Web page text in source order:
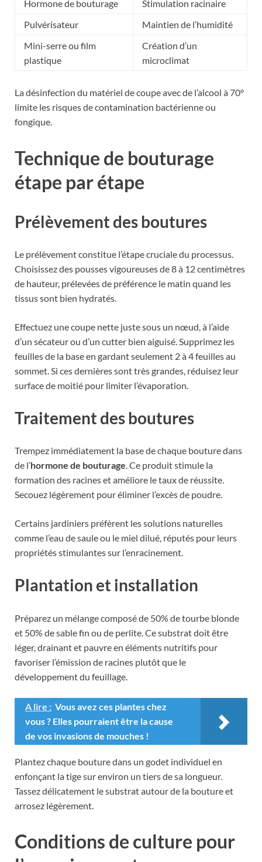
Hormone de bouturage
Stimulation racinaire
Pulvérisateur
Maintien de l’humidité
Mini-serre ou film
plastique
Création d’un
microclimat
La désinfection du matériel de coupe avec de l’alcool à 70°
limite les risques de contamination bactérienne ou
fongique.
Technique de bouturage
étape par étape
Prélèvement des boutures
Le prélèvement constitue l’étape cruciale du processus.
Choisissez des pousses vigoureuses de 8 à 12 centimètres
de hauteur, prélevées de préférence le matin quand les
tissus sont bien hydratés.
Effectuez une coupe nette juste sous un nœud, à l’aide
d’un sécateur ou d’un cutter bien aiguisé. Supprimez les
feuilles de la base en gardant seulement 2 à 4 feuilles au
sommet. Si ces dernières sont très grandes, réduisez leur
surface de moitié pour limiter l’évaporation.
Traitement des boutures
Trempez immédiatement la base de chaque bouture dans
de l’hormone de bouturage. Ce produit stimule la
formation des racines et améliore le taux de réussite.
Secouez légèrement pour éliminer l’excès de poudre.
Certains jardiniers préfèrent les solutions naturelles
comme l’eau de saule ou le miel dilué, réputés pour leurs
propriétés stimulantes sur l’enracinement.
Plantation et installation
Préparez un mélange composé de 50% de tourbe blonde
et 50% de sable fin ou de perlite. Ce substrat doit être
léger, drainant et pauvre en éléments nutritifs pour
favoriser l’émission de racines plutôt que le
développement du feuillage.
A lire : Vous avez ces plantes chez
vous ? Elles pourraient être la cause
de vos invasions de mouches !
Plantez chaque bouture dans un godet individuel en
enfonçant la tige sur environ un tiers de sa longueur.
Tassez délicatement le substrat autour de la bouture et
arrosez légèrement.
Conditions de culture pour